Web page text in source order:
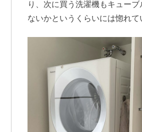
り、次に買う洗濯機もキュー
ないかというくらいには惚れて